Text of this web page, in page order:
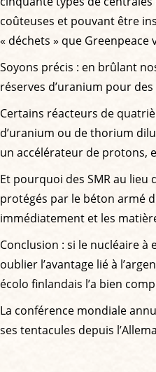
coûteuses et pouvant être
« déchets » que
Soyons précis : en brûlant
réserves d’uranium pour
Certains réacteurs de
d’uranium ou de thorium
un accélérateur de protons,
Et pourquoi des SMR au
protégés par le béton armé
immédiatement et les
Conclusion : si le nucléaire
oublier l’avantage lié à
écolo finlandais l’a bien
La conférence mondiale
ses tentacules depuis